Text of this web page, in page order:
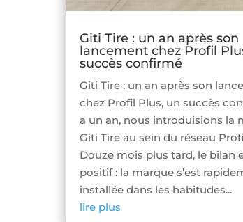
Giti Tire : un an après son
lancement chez Profil
succès confirmé
Giti Tire : un an après son
chez Profil Plus, un succès
a un an, nous introduisions la
Giti Tire au sein du réseau
Douze mois plus tard, le bilan
positif : la marque s’est
installée dans les habitudes...
lire plus